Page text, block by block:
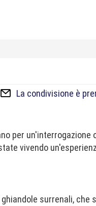
La condivisione è
per un'interrogazione
vivendo
surrenali, che